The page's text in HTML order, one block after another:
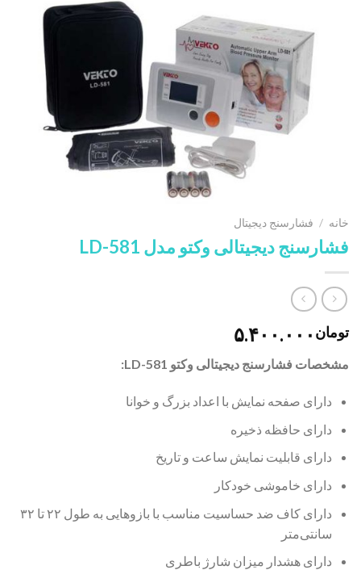
خانه / فشارسنج دیجیتال
فشارسنج دیجیتالی وکتو مدل LD-581
تومان ۵.۴۰۰.۰۰۰
مشخصات فشارسنج دیجیتالی وکتو LD-581:
دارای صفحه نمایش با اعداد بزرگ و خوانا
دارای حافظه ذخیره
دارای قابلیت نمایش ساعت و تاریخ
دارای خاموشی خودکار
دارای کاف ضد حساسیت مناسب با بازوهایی به طول ۲۲ تا ۳۲
سانتی‌متر
دارای هشدار میزان شارژ باطری